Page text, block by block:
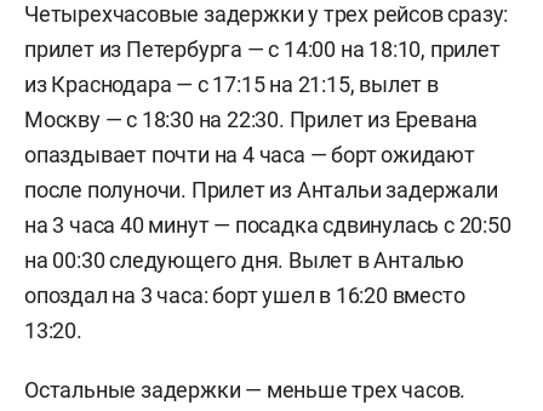
Четырехчасовые задержки у трех рейсов сразу:
прилет из Петербурга — с 14:00 на 18:10, прилет
из Краснодара — с 17:15 на 21:15, вылет в
Москву — с 18:30 на 22:30. Прилет из Еревана
опаздывает почти на 4 часа — борт ожидают
после полуночи. Прилет из Антальи задержали
на 3 часа 40 минут — посадка сдвинулась с 20:50
на 00:30 следующего дня. Вылет в Анталью
опоздал на 3 часа: борт ушел в 16:20 вместо
13:20.
Остальные задержки — меньше трех часов.